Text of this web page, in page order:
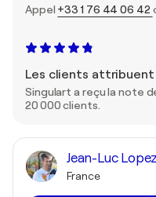
Appel +33 1 76 44 06 42
Les clients attribuent
Singulart a reçu la note
20 000 clients.
Jean-Luc Lopez
France